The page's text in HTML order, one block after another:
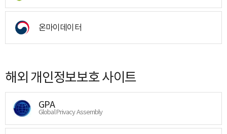
온마이데이터
해외 개인정보보호 사이트
GPA
Global Privacy Assembly